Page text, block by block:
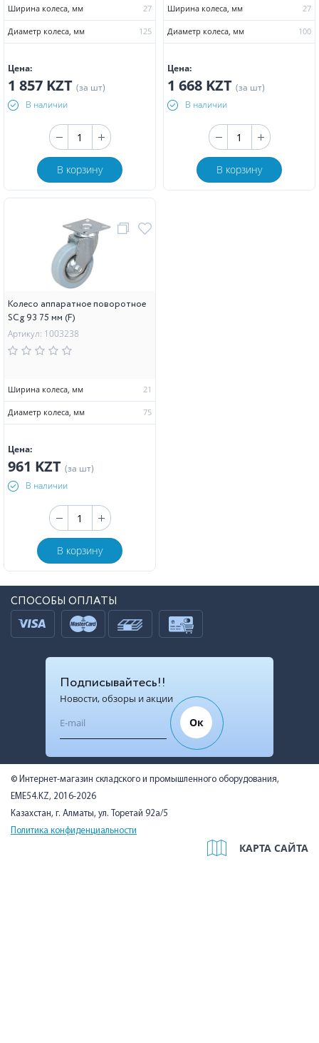
Ширина колеса, мм 27
Диаметр колеса, мм 125
Цена:
1 857 KZT (за шт)
В наличии
В корзину
Ширина колеса, мм 27
Диаметр колеса, мм 100
Цена:
1 668 KZT (за шт)
В наличии
В корзину
Колесо аппаратное поворотное
SCg 93 75 мм (F)
Артикул: 1003238
Ширина колеса, мм 21
Диаметр колеса, мм 75
Цена:
961 KZT (за шт)
В наличии
В корзину
СПОСОБЫ ОПЛАТЫ
Подписывайтесь!!
Новости, обзоры и акции
Ок
© Интернет-магазин складского и промышленного оборудования,
EME54.KZ, 2016-2026
Казахстан, г. Алматы, ул. Торетай 92а/5
Политика конфиденциальности
КАРТА САЙТА